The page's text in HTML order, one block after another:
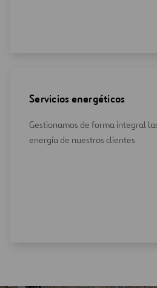
Servicios energéticos
Gestionamos de forma integral
energía de nuestros clientes